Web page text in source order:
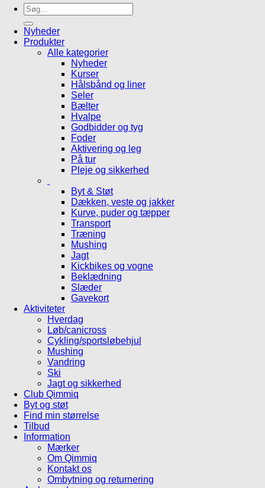
Søg
efter:
Nyheder
Produkter
Alle kategorier
Nyheder
Kurser
Hålsbånd og liner
Seler
Bælter
Hvalpe
Godbidder og tyg
Foder
Aktivering og leg
På tur
Pleje og sikkerhed
Byt & Støt
Dækken, veste og jakker
Kurve, puder og tæpper
Transport
Træning
Mushing
Jagt
Kickbikes og vogne
Beklædning
Slæder
Gavekort
Aktiviteter
Hverdag
Løb/canicross
Cykling/sportsløbehjul
Mushing
Vandring
Ski
Jagt og sikkerhed
Club Qimmiq
Byt og støt
Find min størrelse
Tilbud
Information
Mærker
Om Qimmiq
Kontakt os
Ombytning og returnering